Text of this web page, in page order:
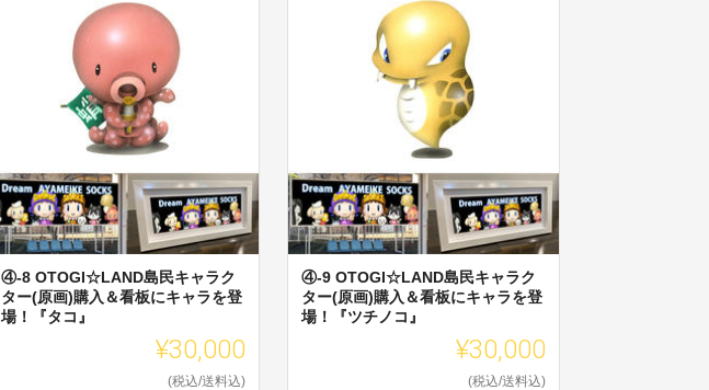
④-8 OTOGI☆LAND島民キャラク
ター(原画)購入＆看板にキャラを登
場！『タコ』
¥30,000
(税込/送料込)
④-9 OTOGI☆LAND島民キャラク
ター(原画)購入＆看板にキャラを登
場！『ツチノコ』
¥30,000
(税込/送料込)